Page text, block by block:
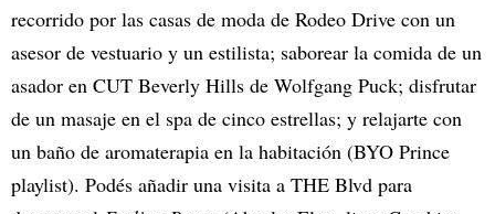
recorrido por las casas de moda de Rodeo Drive con un
asesor de vestuario y un estilista; saborear la comida de un
asador en CUT Beverly Hills de Wolfgang Puck; disfrutar
de un masaje en el spa de cinco estrellas; y relajarte con
un baño de aromaterapia en la habitación (BYO Prince
playlist). Podés añadir una visita a THE Blvd para